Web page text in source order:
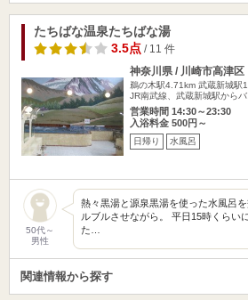
たちばな温泉たちばな湯
3.5点/ 11 件
神奈川県 / 川崎市高津区
鵜の木駅4.71km 武蔵新城駅
JR南武線、武蔵新城駅からバ
営業時間 14:30～23:30
入浴料金 500円～
日帰り 水風呂
50代～
男性
熱々黒湯と源泉黒湯を使った水風呂
ルブルさせながら。 平日15時くらい
た…
関連情報から探す